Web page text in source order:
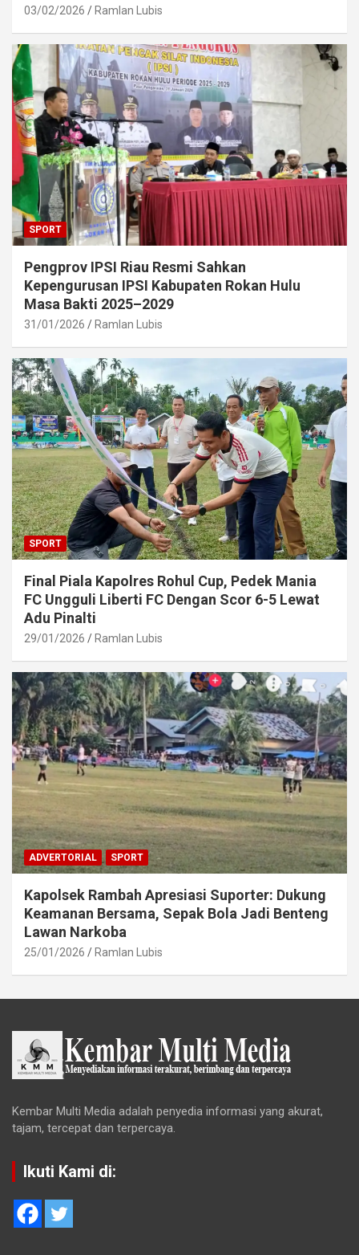
03/02/2026 Ramlan Lubis
SPORT
Pengprov IPSI Riau Resmi Sahkan
Kepengurusan IPSI Kabupaten Rokan Hulu
Masa Bakti 2025–2029
31/01/2026 Ramlan Lubis
SPORT
Final Piala Kapolres Rohul Cup, Pedek Mania
FC Ungguli Liberti FC Dengan Scor 6-5 Lewat
Adu Pinalti
29/01/2026 Ramlan Lubis
ADVERTORIAL SPORT
Kapolsek Rambah Apresiasi Suporter: Dukung
Keamanan Bersama, Sepak Bola Jadi Benteng
Lawan Narkoba
25/01/2026 Ramlan Lubis
Kembar Multi Media adalah penyedia informasi yang akurat,
tajam, tercepat dan terpercaya.
Ikuti Kami di: